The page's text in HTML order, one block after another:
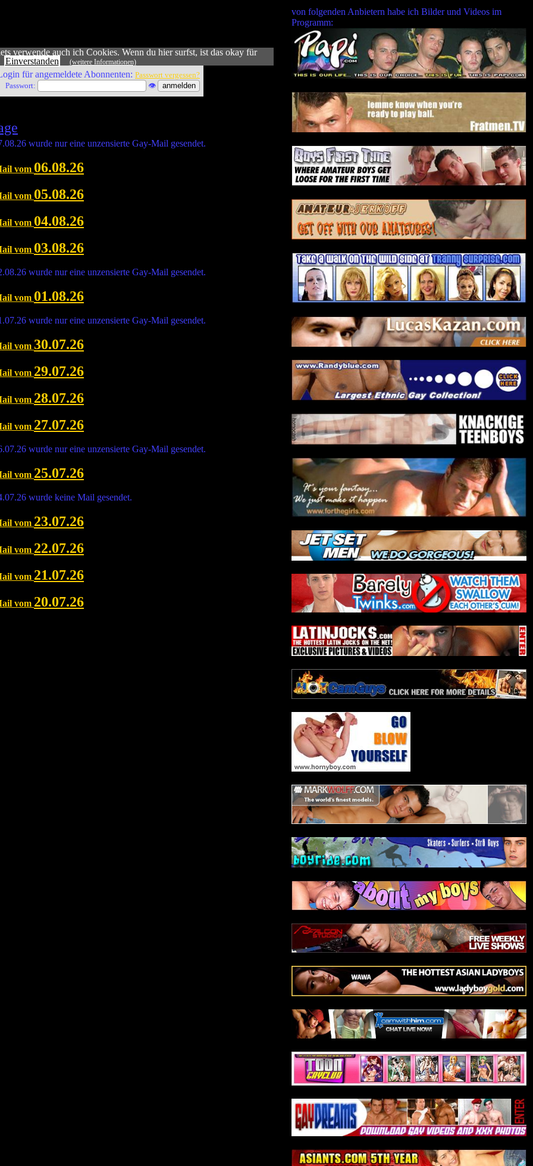
verwende auch ich Cookies. Wenn du hier surfst, ist das okay für
Einverstanden (weitere Informationen)
für angemeldete Abonnenten: Passwort vergessen?
Passwort: 👁
wurde nur eine unzensierte Gay-Mail gesendet.
vom 06.08.26
vom 05.08.26
vom 04.08.26
vom 03.08.26
wurde nur eine unzensierte Gay-Mail gesendet.
vom 01.08.26
wurde nur eine unzensierte Gay-Mail gesendet.
vom 30.07.26
vom 29.07.26
vom 28.07.26
vom 27.07.26
wurde nur eine unzensierte Gay-Mail gesendet.
vom 25.07.26
wurde keine Mail gesendet.
vom 23.07.26
vom 22.07.26
vom 21.07.26
vom 20.07.26
von folgenden Anbietern habe ich Bilder und Videos im
Programm: